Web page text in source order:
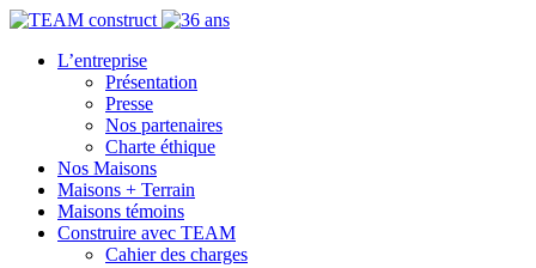
L’entreprise
Présentation
Presse
Nos partenaires
Charte éthique
Nos Maisons
Maisons + Terrain
Maisons témoins
Construire avec TEAM
Cahier des charges